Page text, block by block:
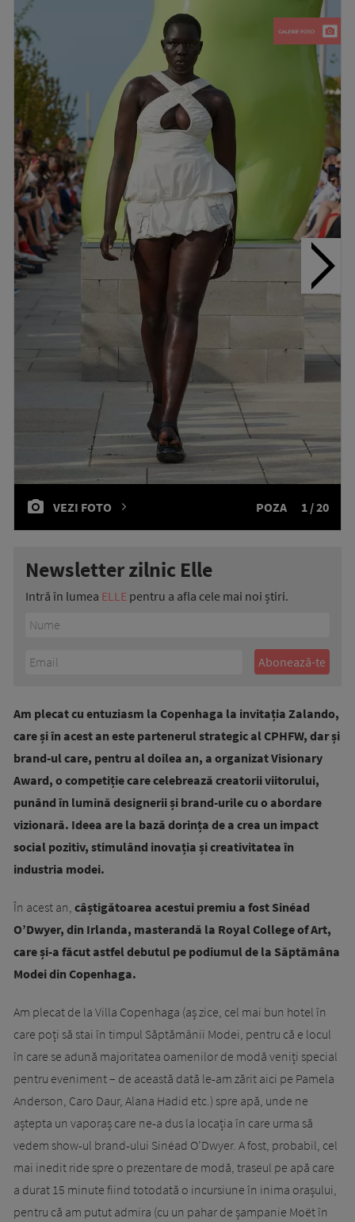
VEZI FOTO POZA 1 / 20
Newsletter zilnic Elle
Intră în lumea ELLE pentru a afla cele mai noi știri.
Am plecat cu entuziasm la Copenhaga la invitația Zalando,
care și în acest an este partenerul strategic al CPHFW, dar și
brand-ul care, pentru al doilea an, a organizat Visionary
Award, o competiție care celebrează creatorii viitorului,
punând în lumină designerii și brand-urile cu o abordare
vizionară. Ideea are la bază dorința de a crea un impact
social pozitiv, stimulând inovația și creativitatea în
industria modei.
În acest an, câștigătoarea acestui premiu a fost Sinéad
O’Dwyer, din Irlanda, masterandă la Royal College of Art,
care și-a făcut astfel debutul pe podiumul de la Săptămâna
Modei din Copenhaga.
Am plecat de la Villa Copenhaga (aș zice, cel mai bun hotel în
care poți să stai în timpul Săptămânii Modei, pentru că e locul
în care se adună majoritatea oamenilor de modă veniți special
pentru eveniment – de această dată le-am zărit aici pe Pamela
Anderson, Caro Daur, Alana Hadid etc.) spre apă, unde ne
aștepta un vaporaș care ne-a dus la locația în care urma să
vedem show-ul brand-ului Sinéad O’Dwyer. A fost, probabil, cel
mai inedit ride spre o prezentare de modă, traseul pe apă care
a durat 15 minute fiind totodată o incursiune în inima orașului,
pentru că am putut admira (cu un pahar de șampanie Moët în